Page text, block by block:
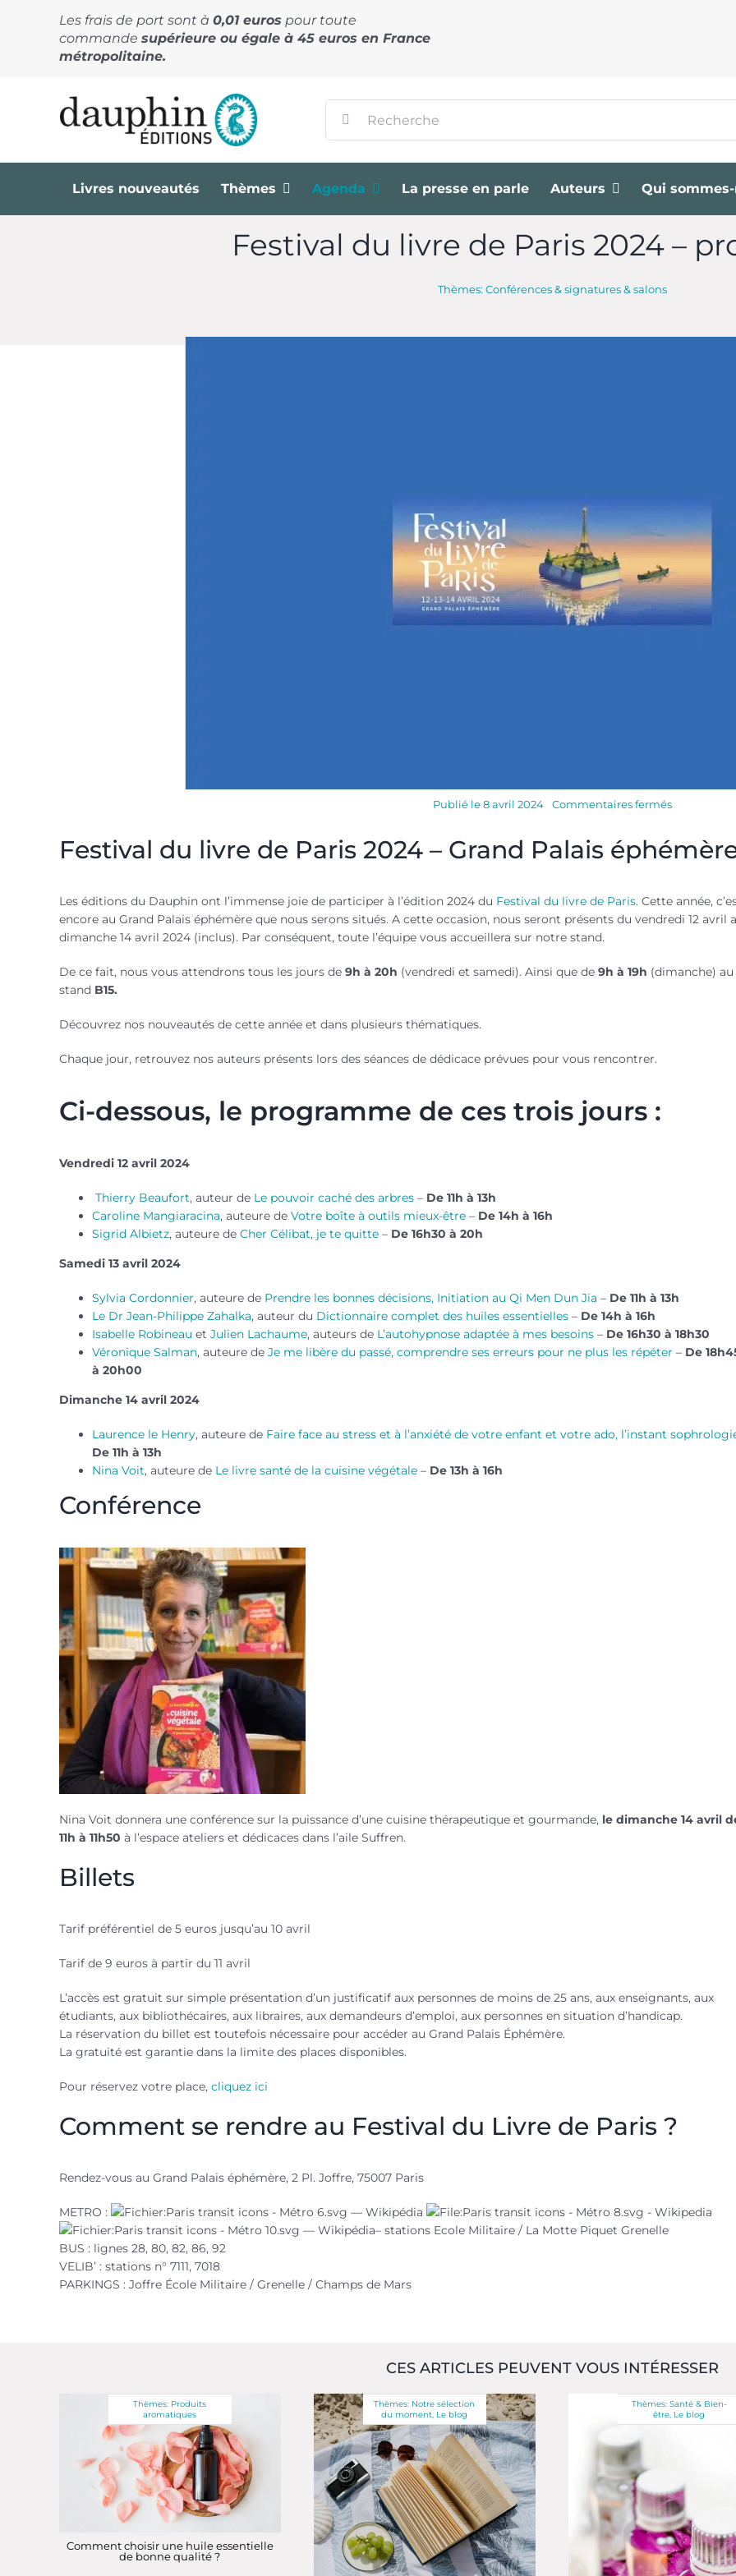
Les frais de port sont à 0,01 euros pour toute
commande supérieure ou égale à 45 euros en France
métropolitaine.
Livres nouveautés Thèmes Agenda La presse en parle Auteurs Qui
Festival du livre de Paris 2024 –
Thèmes: Conférences & signatures & salons
Publié le 8 avril 2024 Commentaires ferméssur
livre
de
programme
Festival du livre de Paris 2024 – Grand Palais
Les éditions du Dauphin ont l’immense joie de participer à l’édition 2024 du Festival du livre de Paris. Cette année,
encore au Grand Palais éphémère que nous serons situés. A cette occasion, nous seront présents du vendredi 12 avril
dimanche 14 avril 2024 (inclus). Par conséquent, toute l’équipe vous accueillera sur notre stand.
De ce fait, nous vous attendrons tous les jours de 9h à 20h (vendredi et samedi). Ainsi que de 9h à 19h (dimanche) au
stand B15.
Découvrez nos nouveautés de cette année et dans plusieurs thématiques.
Chaque jour, retrouvez nos auteurs présents lors des séances de dédicace prévues pour vous rencontrer.
Ci-dessous, le programme de ces trois jours :
Vendredi 12 avril 2024
Thierry Beaufort, auteur de Le pouvoir caché des arbres – De 11h à 13h
Caroline Mangiaracina, auteure de Votre boîte à outils mieux-être– De 14h à 16h
Sigrid Albietz, auteure de Cher Célibat, je te quitte– De 16h30 à 20h
Samedi 13 avril 2024
Sylvia Cordonnier, auteure de Prendre les bonnes décisions, Initiation au Qi Men Dun Jia – De 11h à 13h
Le Dr Jean-Philippe Zahalka, auteur du Dictionnaire complet des huiles essentielles– De 14h à 16h
Isabelle Robineau et Julien Lachaume, auteurs de L’autohypnose adaptée à mes besoins– De 16h30 à 18h30
Véronique Salman, auteure de Je me libère du passé, comprendre ses erreurs pour ne plus les répéter – De
à 20h00
Dimanche 14 avril 2024
Laurence le Henry, auteure deFaire face au stress et à l’anxiété de votre enfant et votre ado, l’instant
De 11h à 13h
Nina Voit, auteure de Le livre santé de la cuisine végétale– De 13h à 16h
Conférence
Nina Voit donnera une conférence sur la puissance d’une cuisine thérapeutique et gourmande,le dimanche 14 avril
11h à 11h50 à l’espace ateliers et dédicaces dans l’aile Suffren.
Billets
Tarif préférentiel de 5 euros jusqu’au 10 avril
Tarif de 9 euros à partir du 11 avril
L’accès est gratuit sur simple présentation d’un justificatif aux personnes de moins de 25 ans, aux enseignants, aux
étudiants, aux bibliothécaires, aux libraires, aux demandeurs d’emploi, aux personnes en situation d’handicap.
La réservation du billet est toutefois nécessaire pour accéder au Grand Palais Éphémère.
La gratuité est garantie dans la limite des places disponibles.
Pour réservez votre place, cliquez ici
Comment se rendre au Festival du Livre de Paris ?
Rendez-vous au Grand Palais éphémère, 2 Pl. Joffre, 75007 Paris
METRO :
– stations Ecole Militaire / La Motte Piquet Grenelle
BUS : lignes 28, 80, 82, 86, 92
VELIB’ : stations n° 7111, 7018
PARKINGS : Joffre École Militaire / Grenelle / Champs de Mars
CES ARTICLES PEUVENT VOUS INTÉRESSER
Thèmes: Produits
aromatiques
Comment choisir une huile essentielle
de bonne qualité ?
Thèmes: Notre sélection
du moment, Le blog
Thèmes: Santé & Bien-
être, Le blog